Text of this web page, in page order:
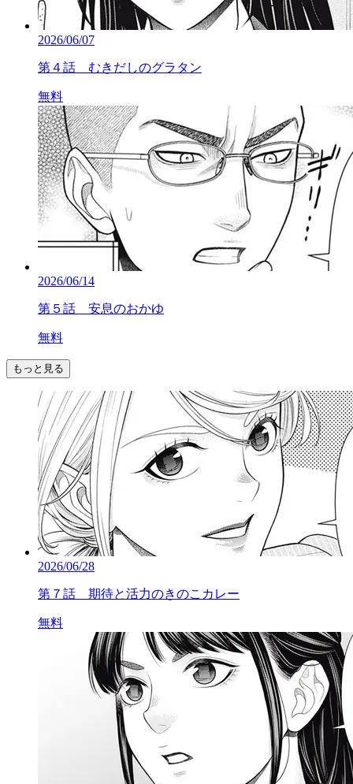
2026/06/07
第４話 むきだしのグラタン
無料
2026/06/14
第５話 安息のおかゆ
無料
もっと見る
2026/06/28
第７話 期待と活力のきのこカレー
無料